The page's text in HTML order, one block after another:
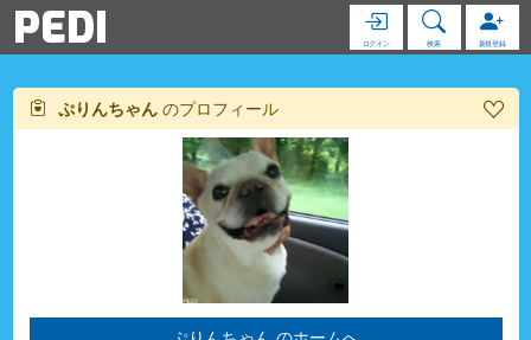
PEDI ログイン 検索 新規登録
ぷりんちゃん のプロフィール